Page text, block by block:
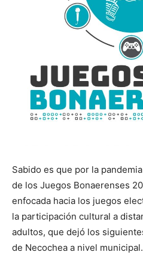
Sabido es que por la
de los Juegos Bonaerenses
enfocada hacia los juegos
la participación cultural a
adultos, que dejó los
de Necochea a nivel municipal.